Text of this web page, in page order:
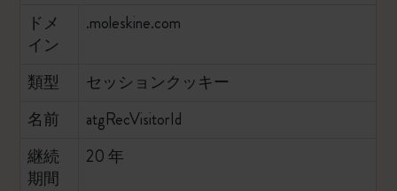
ドメ
イン
.moleskine.com
類型
セッションクッキー
名前
atgRecVisitorId
継続
期間
20 年